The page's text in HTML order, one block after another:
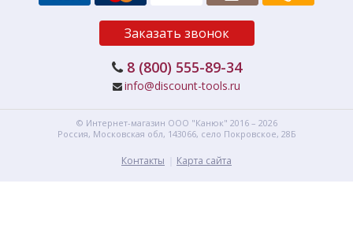
Заказать звонок
8 (800) 555-89-34
info@discount-tools.ru
© Интернет-магазин ООО "Канюк" 2016 – 2026
Россия, Московская обл, 143066, село Покровское, 28Б
Контакты Карта сайта